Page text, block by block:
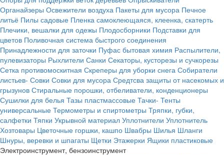
Органайзеры Освежители воздуха Пакеты для мусора Печное
литьё Пилы садовые Пленка самоклеющаяся, клеенка, скатерть
Плечики, вешалки для одежы Плодосборники Подставки для
цветов Поливочная система быстрого соединения
Принадлежности для заточки Пуфас бытовая химия Распылители,
пулевизаторы Рыхлители Санки Секаторы, кусторезы и сучкорезы
Сетка противомоскитная Скреперы для уборки снега Собиратели
листьев- Совки Совки для мусора Средтсва защиты от насекомых и
грызунов Стиральные порошки, отбеливатели, конденционеры
Сушилки для белья Тазы пластмассовые Тачки- Тенты
универсальные Термометры и спиртометры Тряпки, губки,
салфетки Тяпки Укрывной материал Уплотнители Уплотнитель
Хозтовары Цветочные горшки, кашпо Швабры Шилья Шланги
Шнуры, веревки и шпагаты Щетки Этажерки Ящики пластиковые
Электроинструмент, бензоинструмент